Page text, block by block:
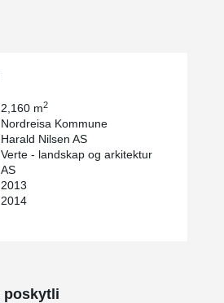
2,160 m2
Nordreisa Kommune
Harald Nilsen AS
Verte - landskap og arkitektur
AS
2013
2014
poskytli